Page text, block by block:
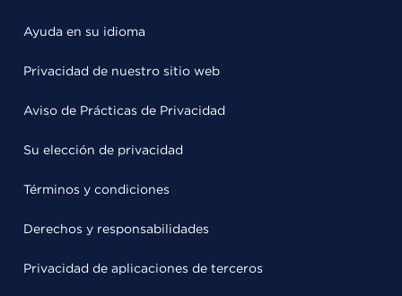
Ayuda en su idioma
Privacidad de nuestro sitio web
Aviso de Prácticas de Privacidad
Su elección de privacidad
Términos y condiciones
Derechos y responsabilidades
Privacidad de aplicaciones de terceros